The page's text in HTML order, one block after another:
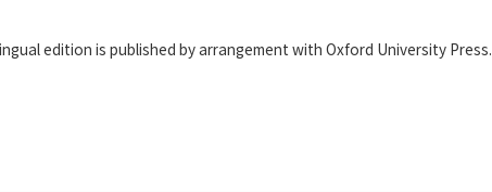
edition is published by arrangement with Oxford University Press.